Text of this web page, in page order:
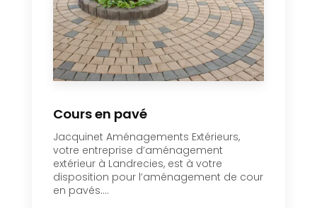
Cours en pavé
Jacquinet Aménagements Extérieurs,
votre entreprise d’aménagement
extérieur à Landrecies, est à votre
disposition pour l’aménagement de cour
en pavés....